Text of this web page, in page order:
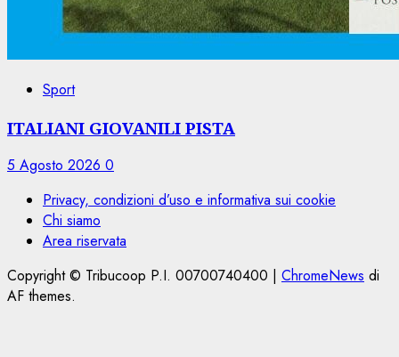
Sport
ITALIANI GIOVANILI PISTA
5 Agosto 2026 0
Privacy, condizioni d’uso e informativa sui cookie
Chi siamo
Area riservata
Copyright © Tribucoop P.I. 00700740400 | ChromeNews di
AF themes.